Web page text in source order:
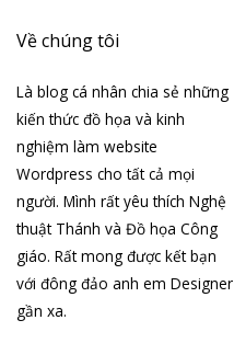
Về chúng tôi
Là blog cá nhân chia sẻ những
kiến thức đồ họa và kinh
nghiệm làm website
Wordpress cho tất cả mọi
người. Mình rất yêu thích Nghệ
thuật Thánh và Đồ họa Công
giáo. Rất mong được kết bạn
với đông đảo anh em Designer
gần xa.